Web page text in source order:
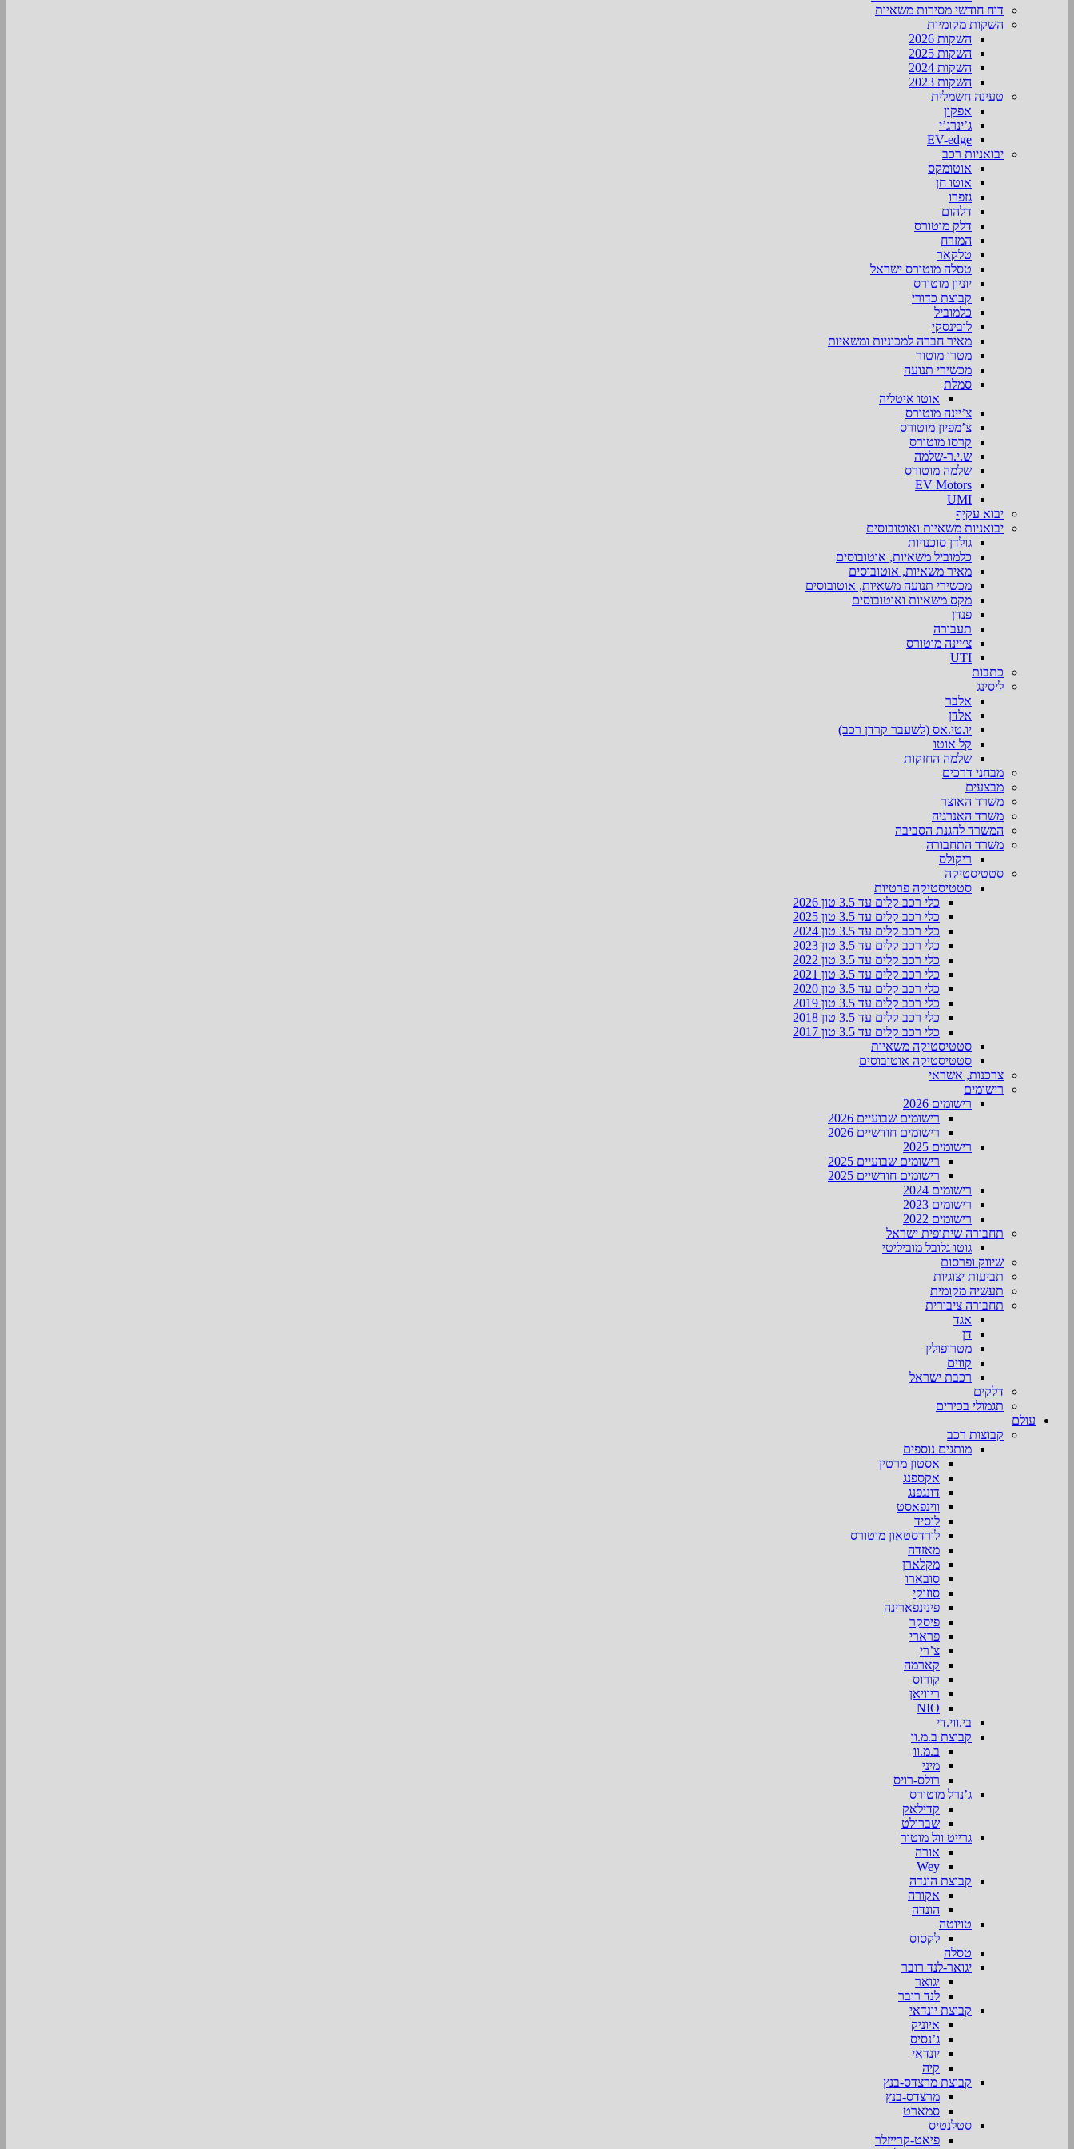
דוח חודשי מסירות משאיות
השקות מקומיות
השקות 2026
השקות 2025
השקות 2024
השקות 2023
טעינה חשמלית
אפקון
ג’ינרג’י
EV-edge
יבואניות רכב
אוטומקס
אוטו חן
גזפרו
דלהום
דלק מוטורס
המזרח
טלקאר
טסלה מוטורס ישראל
יוניון מוטורס
קבוצת כדורי
כלמוביל
לובינסקי
מאיר חברה למכוניות ומשאיות
מטרו מוטור
מכשירי תנועה
סמלת
אוטו איטליה
צ’יינה מוטורס
צ’מפיון מוטורס
קרסו מוטורס
ש.י.ר-שלמה
שלמה מוטורס
EV Motors
UMI
יבוא עקיף
יבואניות משאיות ואוטובוסים
גולדן סוכנויות
כלמוביל משאיות, אוטובוסים
מאיר משאיות, אוטובוסים
מכשירי תנועה משאיות, אוטובוסים
מקס משאיות ואוטובוסים
פנדן
תעבורה
צ׳יינה מוטורס
UTI
כתבות
ליסינג
אלבר
אלדן
יו.טי.אס (לשעבר קרדן רכב)
קל אוטו
שלמה החזקות
מבחני דרכים
מבצעים
משרד האוצר
משרד האנרגיה
המשרד להגנת הסביבה
משרד התחבורה
ריקולס
סטטיסטיקה
סטטיסטיקה פרטיות
כלי רכב קלים עד 3.5 טון 2026
כלי רכב קלים עד 3.5 טון 2025
כלי רכב קלים עד 3.5 טון 2024
כלי רכב קלים עד 3.5 טון 2023
כלי רכב קלים עד 3.5 טון 2022
כלי רכב קלים עד 3.5 טון 2021
כלי רכב קלים עד 3.5 טון 2020
כלי רכב קלים עד 3.5 טון 2019
כלי רכב קלים עד 3.5 טון 2018
כלי רכב קלים עד 3.5 טון 2017
סטטיסטיקה משאיות
סטטיסטיקה אוטובוסים
צרכנות, אשראי
רישומים
רישומים 2026
רישומים שבועיים 2026
רישומים חודשיים 2026
רישומים 2025
רישומים שבועיים 2025
רישומים חודשיים 2025
רישומים 2024
רישומים 2023
רישומים 2022
תחבורה שיתופית ישראל
גוטו גלובל מוביליטי
שיווק ופרסום
תביעות יצוגיות
תעשיה מקומית
תחבורה ציבורית
אגד
דן
מטרופולין
קווים
רכבת ישראל
דלקים
תגמולי בכירים
עולם
קבוצות רכב
מותגים נוספים
אסטון מרטין
אקספנג
דונגפנג
ווינפאסט
לוסיד
לורדסטאון מוטורס
מאזדה
מקלארן
סובארו
סוזוקי
פינינפארינה
פיסקר
פרארי
צ’רי
קארמה
קורוס
ריוויאן
NIO
בי.ווי.די
קבוצת ב.מ.וו
ב.מ.וו
מיני
רולס-רויס
ג’נרל מוטורס
קדילאק
שברולט
גרייט וול מוטור
אורה
Wey
קבוצת הונדה
אקורה
הונדה
טויוטה
לקסוס
טסלה
יגואר-לנד רובר
יגואר
לנד רובר
קבוצת יונדאי
איוניק
ג’נסיס
יונדאי
קיה
קבוצת מרצדס-בנץ
מרצדס-בנץ
סמארט
סטלנטיס
פיאט-קרייזלר